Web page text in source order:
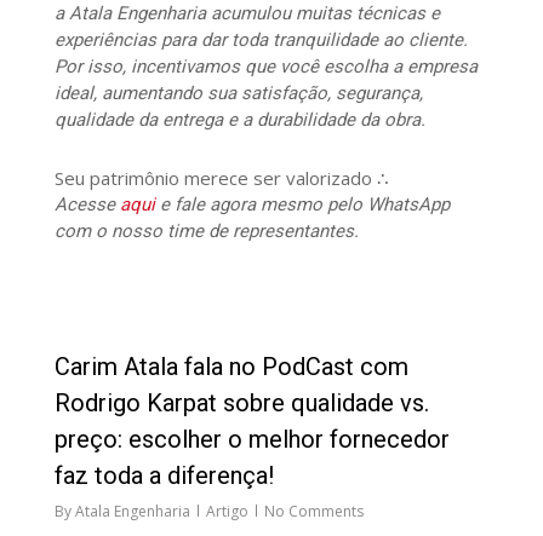
a Atala Engenharia acumulou muitas técnicas e
experiências para dar toda tranquilidade ao cliente.
Por isso, incentivamos que você escolha a empresa
ideal, aumentando sua satisfação, segurança,
qualidade da entrega e a durabilidade da obra.
Seu patrimônio merece ser valorizado ∴
Acesse aquie fale agora mesmo pelo WhatsApp
com o nosso time de representantes.
Carim Atala fala no PodCast com
Rodrigo Karpat sobre qualidade vs.
preço: escolher o melhor fornecedor
faz toda a diferença!
ByAtala Engenharia Artigo No Comments